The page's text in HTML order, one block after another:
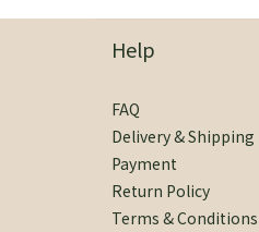
Help
FAQ
Delivery & Shipping
Payment
Return Policy
Terms & Conditions